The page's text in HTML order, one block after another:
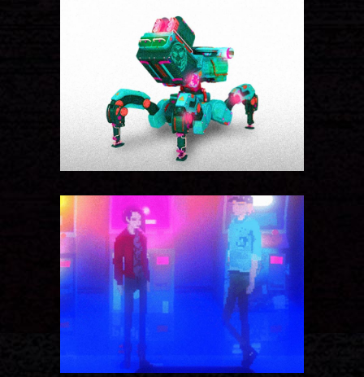
WALKING ROBOT
Models
ROBOTICS IDEAS
Models